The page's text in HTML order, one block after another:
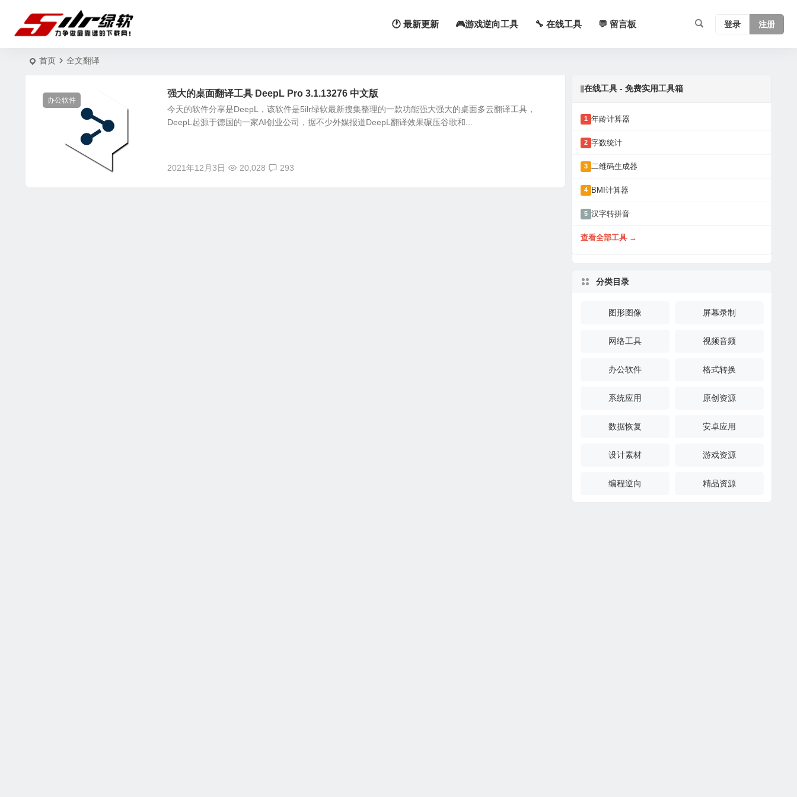
🕐 最新更新 🎮游戏逆向工具 🔧 在线工具 💬 留言板 登录 注册
首页 全文翻译
办公软件
强大的桌面翻译工具 DeepL Pro 3.1.13276 中文版
今天的软件分享是DeepL，该软件是5ilr绿软最新搜集整理的一款功能强大强大的桌面多云翻译工具，
DeepL起源于德国的一家AI创业公司，据不少外媒报道DeepL翻译效果碾压谷歌和...
2021年12月3日 20,028 293
在线工具 - 免费实用工具箱
1 年龄计算器
2 字数统计
3 二维码生成器
4 BMI计算器
5 汉字转拼音
查看全部工具 →
分类目录
图形图像 屏幕录制
网络工具 视频音频
办公软件 格式转换
系统应用 原创资源
数据恢复 安卓应用
设计素材 游戏资源
编程逆向 精品资源